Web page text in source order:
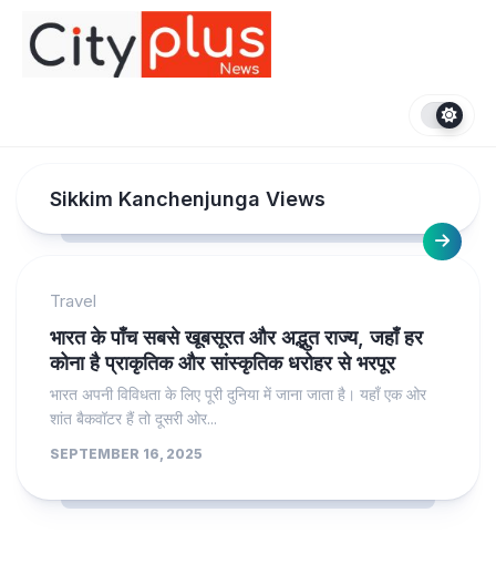
content
Sikkim Kanchenjunga Views
Travel
भारत के पाँच सबसे खूबसूरत और अद्भुत राज्य, जहाँ हर
कोना है प्राकृतिक और सांस्कृतिक धरोहर से भरपूर
भारत अपनी विविधता के लिए पूरी दुनिया में जाना जाता है। यहाँ एक ओर
शांत बैकवॉटर हैं तो दूसरी ओर...
SEPTEMBER 16, 2025